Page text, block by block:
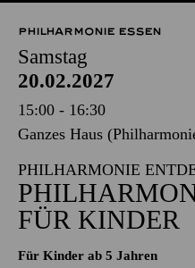
Die Veranstaltung ist vom
PHILHARMONIE ESSEN
Samstag
20.02.2027
15:00 - 16:30
Ganzes Haus
PHILHARMONIE